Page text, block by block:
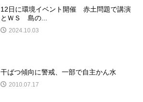
12日に環境イベント開催 赤土問題で講演
とＷＳ 島の...
2024.10.03
干ばつ傾向に警戒、一部で自主かん水
2010.07.17